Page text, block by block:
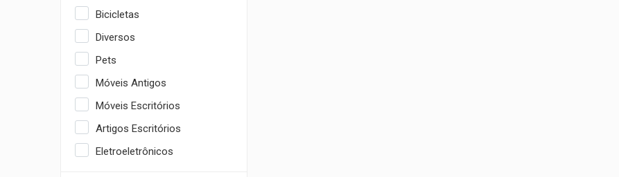
Bicicletas
Diversos
Pets
Móveis Antigos
Móveis Escritórios
Artigos Escritórios
Eletroeletrônicos